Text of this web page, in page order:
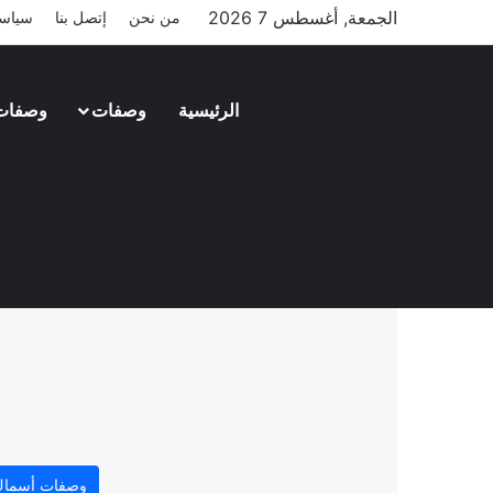
الجمعة, أغسطس 7 2026 من نحن إتصل بنا
الرئيسية وصفات
وصفات